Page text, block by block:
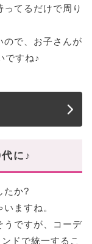
てるだけで周り
ので、お子さんが
ですね♪
に♪
たか?
ますね。
うですが、コーデ
ドで統一するこ